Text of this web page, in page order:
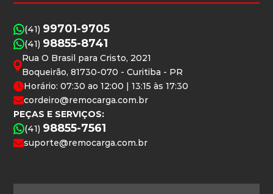
(41) 99701-9705
(41) 98855-8741
Rua O Brasil para Cristo, 2021
Boqueirão, 81730-070 - Curitiba - PR
Horário: 07:30 ao 12:00 | 13:15 às 17:30
cordeiro@remocarga.com.br
PEÇAS E SERVIÇOS:
(41) 98855-7561
suporte@remocarga.com.br